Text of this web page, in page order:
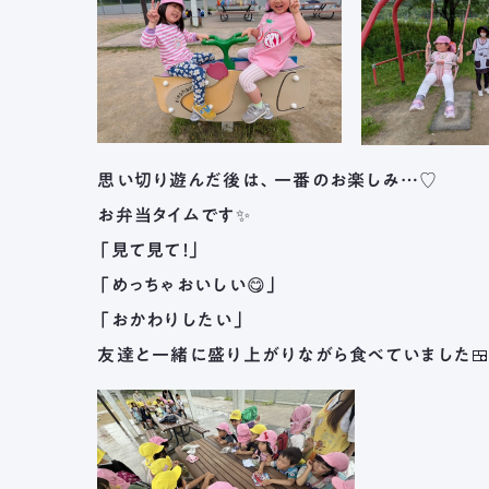
思い切り遊んだ後は、一番のお楽しみ…♡
お弁当タイムです✨
「見て見て！」
「めっちゃおいしい😋」
「おかわりしたい」
友達と一緒に盛り上がりながら食べていました